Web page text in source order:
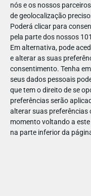
nós e os nossos
de geolocalização
Poderá clicar para
pela parte dos nossos
Em alternativa, pode
e alterar as suas
consentimento. Tenha
seus dados pessoais
que tem o direito de se
preferências serão
alterar suas preferências
momento voltando a
na parte inferior da